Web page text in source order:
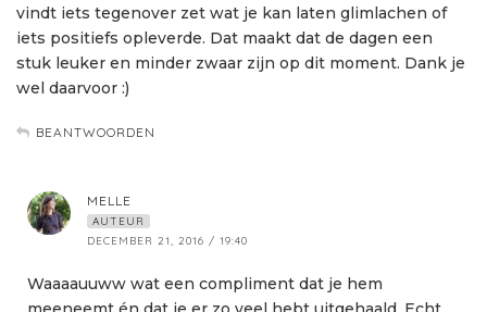
vindt iets tegenover zet wat je kan laten glimlachen of
iets positiefs opleverde. Dat maakt dat de dagen een
stuk leuker en minder zwaar zijn op dit moment. Dank je
wel daarvoor :)
BEANTWOORDEN
MELLE
AUTEUR
DECEMBER 21, 2016 / 19:40
Waaaauuww wat een compliment dat je hem